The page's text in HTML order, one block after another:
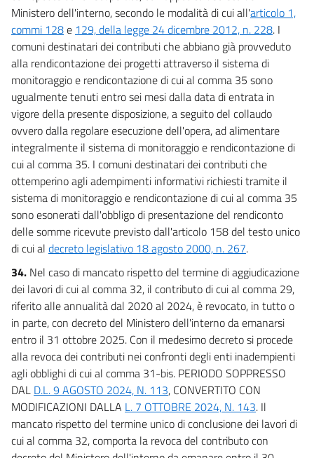
Ministero dell'interno, secondo le modalità di cui all'articolo 1,
commi 128e 129, della legge 24 dicembre 2012, n. 228. I
comuni destinatari dei contributi che abbiano già provveduto
alla rendicontazione dei progetti attraverso il sistema di
monitoraggio e rendicontazione di cui al comma 35 sono
ugualmente tenuti entro sei mesi dalla data di entrata in
vigore della presente disposizione, a seguito del collaudo
ovvero dalla regolare esecuzione dell'opera, ad alimentare
integralmente il sistema di monitoraggio e rendicontazione di
cui al comma 35. I comuni destinatari dei contributi che
ottemperino agli adempimenti informativi richiesti tramite il
sistema di monitoraggio e rendicontazione di cui al comma 35
sono esonerati dall'obbligo di presentazione del rendiconto
delle somme ricevute previsto dall'articolo 158 del testo unico
di cui al decreto legislativo 18 agosto 2000, n. 267.
34. Nel caso di mancato rispetto del termine di aggiudicazione
dei lavori di cui al comma 32, il contributo di cui al comma 29,
riferito alle annualità dal 2020 al 2024, è revocato, in tutto o
in parte, con decreto del Ministero dell'interno da emanarsi
entro il 31 ottobre 2025. Con il medesimo decreto si procede
alla revoca dei contributi nei confronti degli enti inadempienti
agli obblighi di cui al comma 31-bis. PERIODO SOPPRESSO
DAL D.L. 9 AGOSTO 2024, N. 113, CONVERTITO CON
MODIFICAZIONI DALLA L. 7 OTTOBRE 2024, N. 143. Il
mancato rispetto del termine unico di conclusione dei lavori di
cui al comma 32, comporta la revoca del contributo con